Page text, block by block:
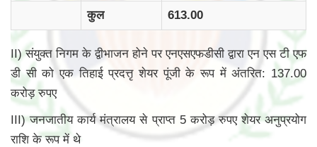
कुल 613.00
II) संयुक्त निगम के द्वीभाजन होने पर एनएसएफडीसी द्वारा एन एस टी एफ
डी सी को एक तिहाई प्रदत्तृ शेयर पूंजी के रूप में अंतरित: 137.00
करोड़ रुपए
III) जनजातीय कार्य मंत्रालय से प्राप्त 5 करोड़ रुपए शेयर अनुप्रयोग
राशि के रूप में थे